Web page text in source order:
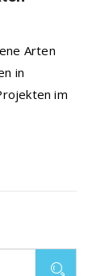
Arten
in
im